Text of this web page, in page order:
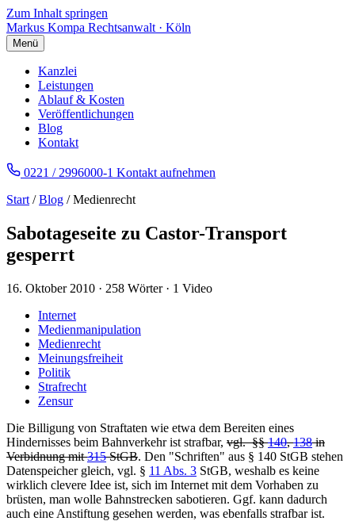
Zum Inhalt springen
Markus Kompa Rechtsanwalt · Köln
Menü
Kanzlei
Leistungen
Ablauf & Kosten
Veröffentlichungen
Blog
Kontakt
0221 / 2996000-1 Kontakt aufnehmen
Start /Blog / Medienrecht
Sabotageseite zu Castor-Transport
gesperrt
16. Oktober 2010 · 258 Wörter · 1 Video
Internet
Medienmanipulation
Medienrecht
Meinungsfreiheit
Politik
Strafrecht
Zensur
Die Billigung von Straftaten wie etwa dem Bereiten eines
Hindernisses beim Bahnverkehr ist strafbar, vgl. §§140,138in
Verbidnung mit315StGB. Den "Schriften" aus § 140 StGB stehen
Datenspeicher gleich, vgl. § 11 Abs. 3 StGB, weshalb es keine
wirklich clevere Idee ist, sich im Internet mit dem Vorhaben zu
brüsten, man wolle Bahnstrecken sabotieren. Ggf. kann dadurch
auch eine Anstiftung gesehen werden, was ebenfalls strafbar ist.